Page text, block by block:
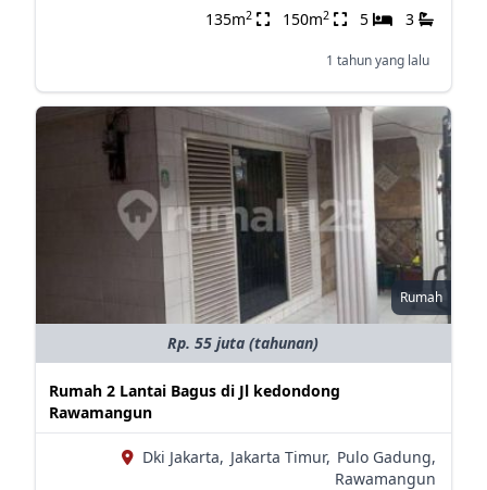
135m2 150m2 5 3
1 tahun yang lalu
Rumah
Rp. 55 juta (tahunan)
Rumah 2 Lantai Bagus di Jl kedondong
Rawamangun
Dki Jakarta, Jakarta Timur, Pulo Gadung,
Rawamangun